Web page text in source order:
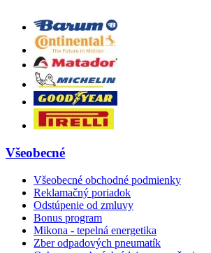
Všeobecné
Všeobecné obchodné podmienky
Reklamačný poriadok
Odstúpenie od zmluvy
Bonus program
Mikona - tepelná energetika
Zber odpadových pneumatík